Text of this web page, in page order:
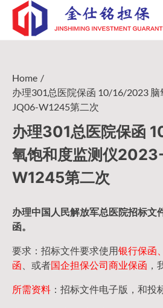
Skip
content
Home
办理301总医院保函 10/16/2023
JQ06-W1245第二次
办理301总医院保函
氧饱和度监测仪
W1245第二次
办理中国人民解放军总医院招标文
函。
要求：招标文件要求使用银行保函、
函 、或者国企担保公司商业保函 ，
所需资料 ：招标文件电子版，和